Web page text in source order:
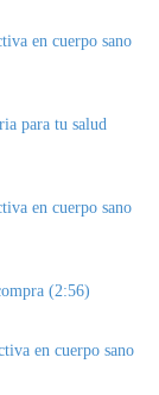
en cuerpo sano
para tu salud
en cuerpo sano
(2:56)
en cuerpo sano